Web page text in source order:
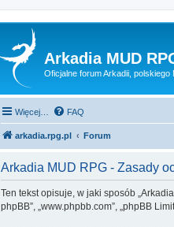
Arkadia MUD
Oficjalne forum Arkadii,
Więcej… FAQ
arkadia.rpg.pl Forum
Arkadia MUD RPG - Zasady
Ten tekst opisuje, w jaki sposób
phpBB”, „www.phpbb.com”, „phpBB